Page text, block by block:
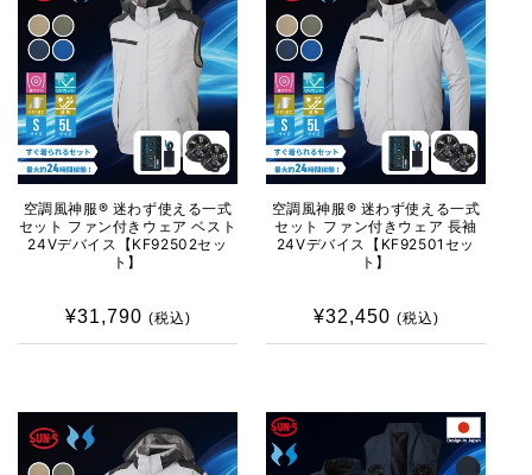
空調風神服® 迷わず使える一式
セット ファン付きウェア ベスト
24Vデバイス【KF92502セッ
ト】
通
常
¥31,790 (税込)
空調風神服® 迷わず使える一式
セット ファン付きウェア 長袖
24Vデバイス【KF92501セッ
ト】
通
常
¥32,450 (税込)